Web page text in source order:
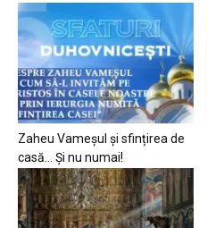
Zaheu Vameșul și sfințirea de
casă… Și nu numai!